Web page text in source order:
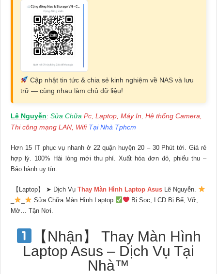
Cập nhật tin tức & chia sẻ kinh nghiệm về NAS và lưu
trữ — cùng nhau làm chủ dữ liệu!
Lê Nguyễn:Sửa Chữa Pc, Laptop, Máy In, Hệ thống Camera,
Thi công mạng LAN, Wifi Tại Nhà Tphcm
Hơn 15 IT phục vụ nhanh ở 22 quận huyện 20 – 30 Phút tới. Giá rẻ
hợp lý. 100% Hài lòng mới thu phí. Xuất hóa đơn đỏ, phiếu thu –
Bảo hành uy tín.
【Laptop】 ➤ Dịch VụThay Màn Hình Laptop Asus Lê Nguyễn.
Sửa Chữa Màn Hình Laptop
Bị Sọc, LCD Bị Bể, Vỡ,
Mờ… Tận Nơi.
【Nhận】 Thay Màn Hình
Laptop Asus – Dịch Vụ Tại
Nhà™